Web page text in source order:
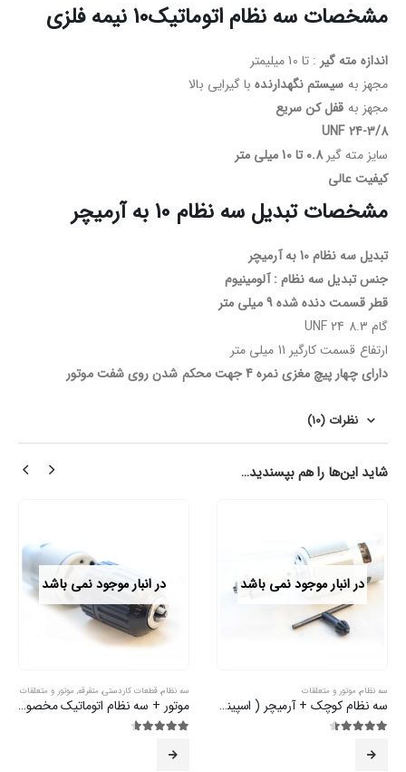
مشخصات سه نظام اتوماتیک10نیمه فلزی
اندازه مته گیر : تا 10 میلیمتر
مجهز به سیستم نگهدارندهبا گیرایی بالا
مجهز به قفل کن سریع
24-3/8 UNF
سایز مته گیر0.8 تا 10 میلی متر
کیفیت عالی
مشخصات تبدیل سه نظام 10 به آرمیچر
تبدیل سه نظام 10 به آرمیچر
جنس تبدیل سه نظام : آلومینیوم
قطر قسمت دنده شده 9 میلی متر
گام 8.3 24 UNF
ارتفاع قسمت کارگیر 11 میلی متر
دارای چهار پیچ مغزی نمره 4 جهت محکم شدن روی شفت موتور
نظرات (10)
شاید این‌ها را هم بپسندید…
در انبار موجود نمی باشد
سه نظام, موتور و متعلقات
سه نظام کوچک + آرمیچر ( اسپیندل)
در انبار موجود نمی باشد
سه نظام, قطعات کاردستی, متفرقه, موتور و متعلقات
موتور + سه نظام اتوماتیک مخصوص آرمیچر